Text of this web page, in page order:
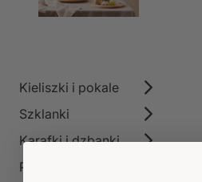
Kieliszki i pokale
Szklanki
Karafki i dzbanki
Patery